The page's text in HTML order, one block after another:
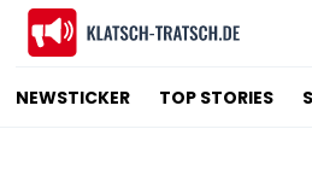
NEWSTICKER TOP STORIES